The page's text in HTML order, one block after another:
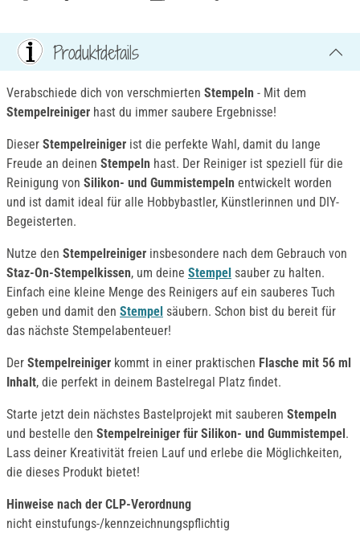
Produktdetails
Verabschiede dich von verschmierten Stempeln - Mit dem
Stempelreiniger hast du immer saubere Ergebnisse!
Dieser Stempelreiniger ist die perfekte Wahl, damit du lange
Freude an deinen Stempeln hast. Der Reiniger ist speziell für die
Reinigung von Silikon- und Gummistempeln entwickelt worden
und ist damit ideal für alle Hobbybastler, Künstlerinnen und DIY-
Begeisterten.
Nutze den Stempelreiniger insbesondere nach dem Gebrauch von
Staz-On-Stempelkissen, um deine Stempel sauber zu halten.
Einfach eine kleine Menge des Reinigers auf ein sauberes Tuch
geben und damit den Stempel säubern. Schon bist du bereit für
das nächste Stempelabenteuer!
Der Stempelreiniger kommt in einer praktischen Flasche mit 56 ml
Inhalt, die perfekt in deinem Bastelregal Platz findet.
Starte jetzt dein nächstes Bastelprojekt mit sauberen Stempeln
und bestelle den Stempelreiniger für Silikon- und Gummistempel.
Lass deiner Kreativität freien Lauf und erlebe die Möglichkeiten,
die dieses Produkt bietet!
Hinweise nach der CLP-Verordnung
nicht einstufungs-/kennzeichnungspflichtig